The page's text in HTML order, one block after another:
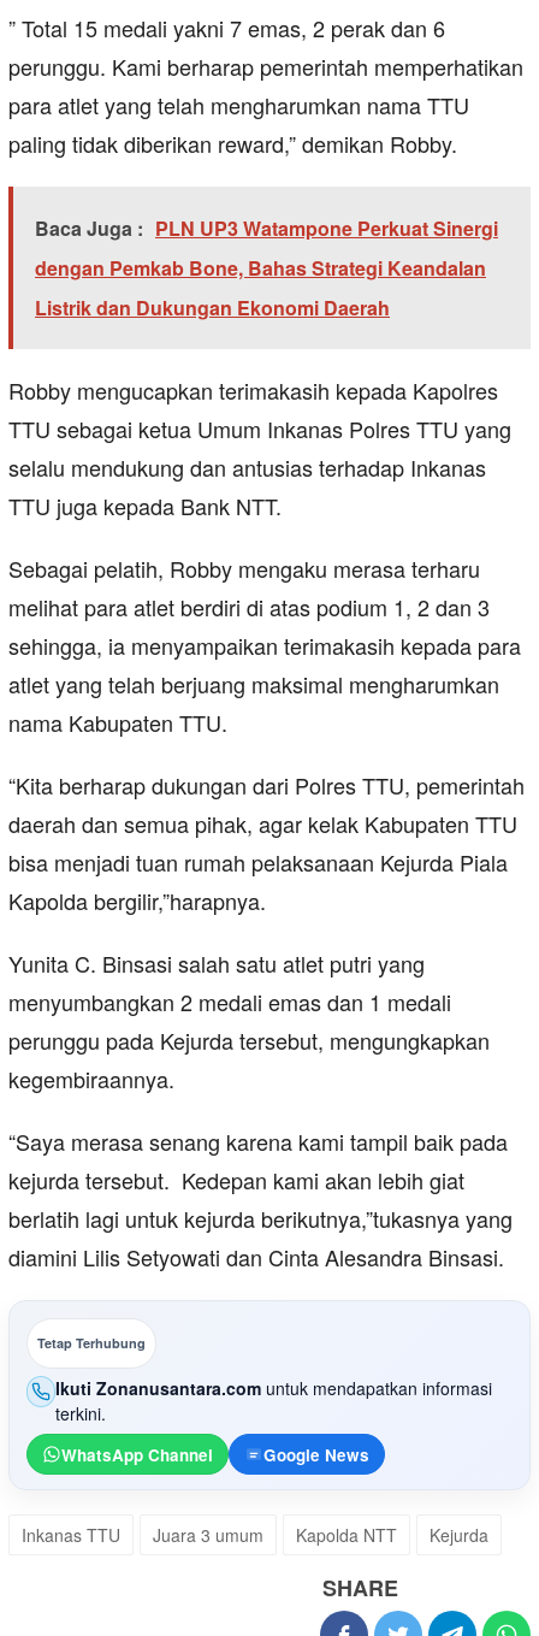
” Total 15 medali yakni 7 emas, 2 perak dan 6
perunggu. Kami berharap pemerintah memperhatikan
para atlet yang telah mengharumkan nama TTU
paling tidak diberikan reward,” demikan Robby.
Baca Juga : PLN UP3 Watampone Perkuat Sinergi
dengan Pemkab Bone, Bahas Strategi Keandalan
Listrik dan Dukungan Ekonomi Daerah
Robby mengucapkan terimakasih kepada Kapolres
TTU sebagai ketua Umum Inkanas Polres TTU yang
selalu mendukung dan antusias terhadap Inkanas
TTU juga kepada Bank NTT.
Sebagai pelatih, Robby mengaku merasa terharu
melihat para atlet berdiri di atas podium 1, 2 dan 3
sehingga, ia menyampaikan terimakasih kepada para
atlet yang telah berjuang maksimal mengharumkan
nama Kabupaten TTU.
“Kita berharap dukungan dari Polres TTU, pemerintah
daerah dan semua pihak, agar kelak Kabupaten TTU
bisa menjadi tuan rumah pelaksanaan Kejurda Piala
Kapolda bergilir,”harapnya.
Yunita C. Binsasi salah satu atlet putri yang
menyumbangkan 2 medali emas dan 1 medali
perunggu pada Kejurda tersebut, mengungkapkan
kegembiraannya.
“Saya merasa senang karena kami tampil baik pada
kejurda tersebut. Kedepan kami akan lebih giat
berlatih lagi untuk kejurda berikutnya,”tukasnya yang
diamini Lilis Setyowati dan Cinta Alesandra Binsasi.
Tetap Terhubung
Ikuti Zonanusantara.com untuk mendapatkan informasi
terkini.
WhatsApp Channel Google News
Inkanas TTU Juara 3 umum Kapolda NTT Kejurda
SHARE